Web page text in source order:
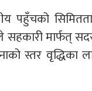
पहुँचको
सहकारी
स्तर वृद्धिका